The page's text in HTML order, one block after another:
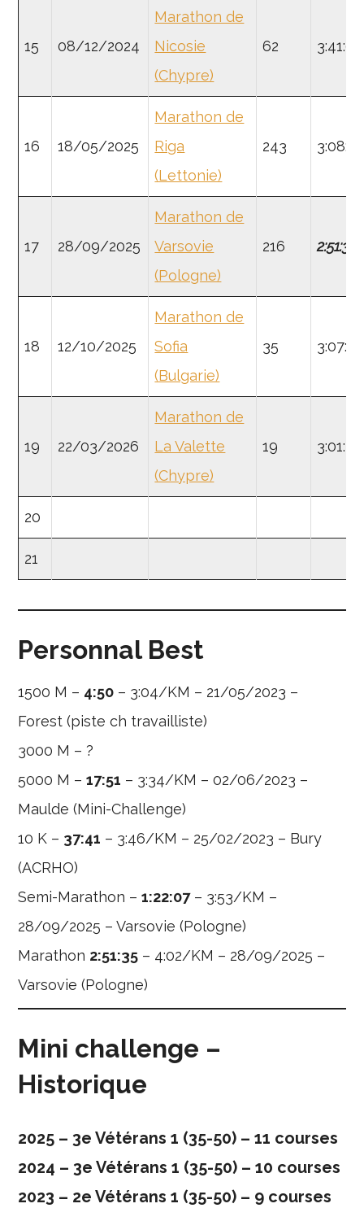
15 08/12/2024
Marathon de
Nicosie
(Chypre)
62 3:41:09
16 18/05/2025
Marathon de
Riga
(Lettonie)
243 3:08:53
17 28/09/2025
Marathon de
Varsovie
(Pologne)
216 2:51:35
18 12/10/2025
Marathon de
Sofia
(Bulgarie)
35 3:07:19
19 22/03/2026
Marathon de
La Valette
(Chypre)
19 3:01:44
20
21
Personnal Best
1500 M – 4:50 – 3:04/KM – 21/05/2023 –
Forest (piste ch travailliste)
3000 M – ?
5000 M –17:51 – 3:34/KM – 02/06/2023 –
Maulde (Mini-Challenge)
10 K – 37:41 – 3:46/KM – 25/02/2023 – Bury
(ACRHO)
Semi-Marathon –1:22:07– 3:53/KM –
28/09/2025 – Varsovie (Pologne)
Marathon 2:51:35 – 4:02/KM – 28/09/2025 –
Varsovie (Pologne)
Mini challenge –
Historique
2025 – 3e Vétérans 1 (35-50) – 11 courses
2024 – 3e Vétérans 1 (35-50) – 10 courses
2023 – 2e Vétérans 1 (35-50) – 9 courses